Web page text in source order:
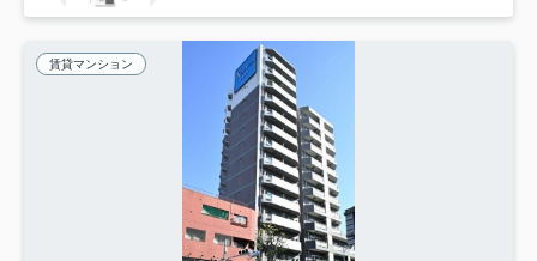
賃貸マンション